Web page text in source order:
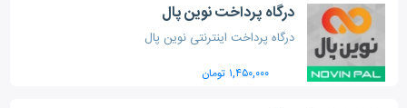
درگاه پرداخت نوین پال
درگاه پرداخت اینترنتی نوین پال